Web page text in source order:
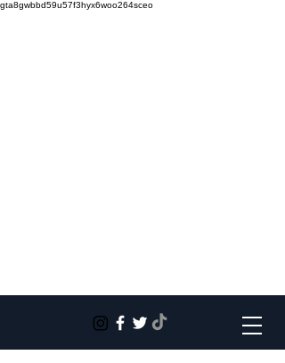
gta8gwbbd59u57f3hyx6woo264sceo